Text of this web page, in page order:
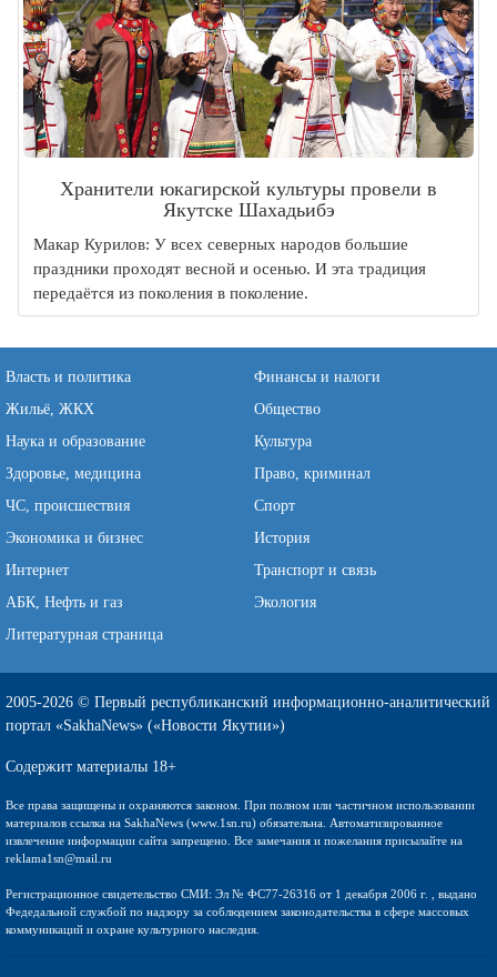
Хранители юкагирской культуры провели в
Якутске Шахадьибэ
Макар Курилов: У всех северных народов большие
праздники проходят весной и осенью. И эта традиция
передаётся из поколения в поколение.
Власть и политика
Финансы и налоги
Жильё, ЖКХ
Общество
Наука и образование
Культура
Здоровье, медицина
Право, криминал
ЧС, происшествия
Спорт
Экономика и бизнес
История
Интернет
Транспорт и связь
АБК, Нефть и газ
Экология
Литературная страница
2005-2026 © Первый республиканский информационно-аналитический
портал «SakhaNews» («Новости Якутии»)
Содержит материалы 18+
Все права защищены и охраняются законом. При полном или частичном использовании
материалов ссылка на SakhaNews (www.1sn.ru) обязательна. Автоматизированное
извлечение информации сайта запрещено. Все замечания и пожелания присылайте на
reklama1sn@mail.ru
Регистрационное свидетельство СМИ: Эл № ФС77-26316 от 1 декабря 2006 г. , выдано
Федедальной службой по надзору за соблюдением законодательства в сфере массовых
коммуникаций и охране культурного наследия.